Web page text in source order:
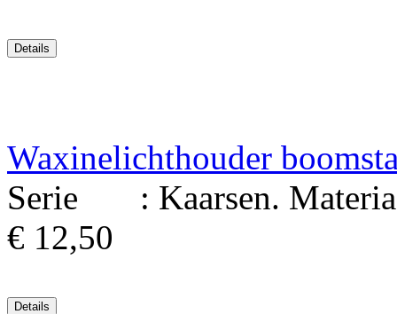
Waxinelichthouder
Serie : Kaarsen.
€ 12,50